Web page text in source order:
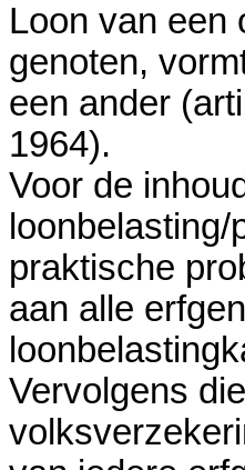
Loon van een
genoten,
een ander
1964).
Voor de
praktische
aan alle
Vervolgens